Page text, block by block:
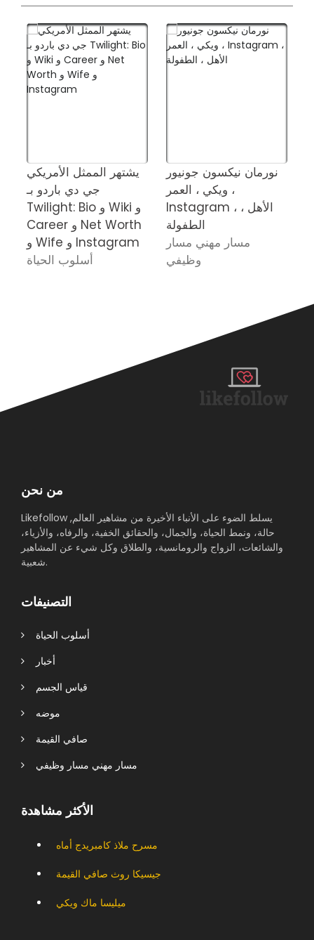
يشتهر الممثل الأمريكي
جي دي باردو بـ
Twilight: Bio و Wiki و
Career و Net Worth
و Wife و Instagram
أسلوب الحياة
نورمان نيكسون جونيور
ويكي ، العمر ،
Instagram ، الأهل ،
الطفولة
مسار مهني مسار
وظيفي
من نحن
Likefollow يسلط الضوء على الأنباء الأخيرة من مشاهير العالم,
حالة، ونمط الحياة، والجمال، والحقائق الخفية، والرفاه، والأزياء،
والشائعات، الزواج والرومانسية، والطلاق وكل شيء عن المشاهير
شعبية.
التصنيفات
أسلوب الحياة
أخبار
قياس الجسم
موضه
صافي القيمة
مسار مهني مسار وظيفي
الأكثر مشاهدة
مسرح ملاذ كامبريدج أماه
جيسيكا روث صافي القيمة
ميليسا ماك ويكي